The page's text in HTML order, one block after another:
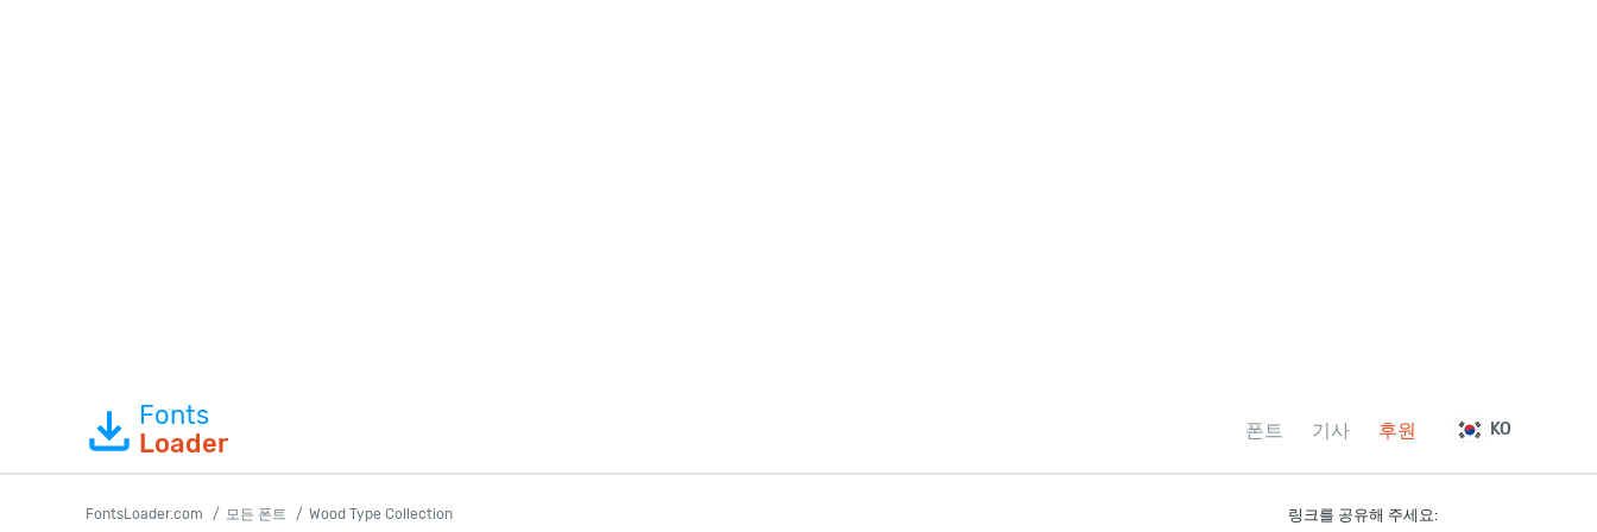
Fonts
Loader
폰트 기사 후원 KO
FontsLoader.com 모든 폰트 Wood Type Collection 링크를 공유해 주세요: